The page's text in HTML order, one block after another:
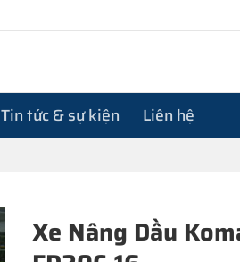
Tin tức & sự kiện Liên hệ
Xe Nâng Dầu